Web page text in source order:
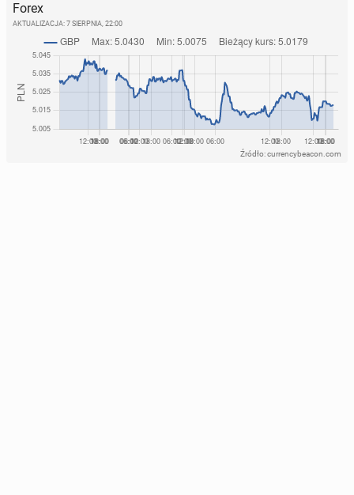
Forex
AKTUALIZACJA: 7 SIERPNIA, 22:00
Źródło: currencybeacon.com